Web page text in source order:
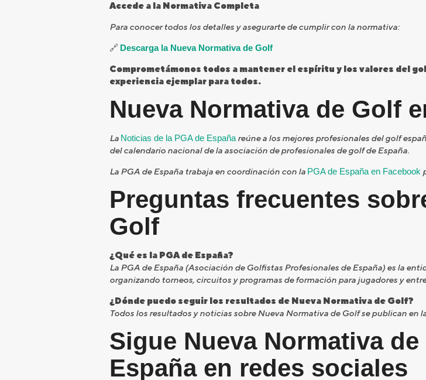
Accede a la Normativa Completa
Para conocer todos los detalles y asegurarte de cumplir con la normativa:
🔗 Descarga la Nueva Normativa de Golf
Comprometámonos todos a mantener el espíritu y los valores del
experiencia ejemplar para todos.
Nueva Normativa de Golf
La Noticias de la PGA de España reúne a los mejores profesionales del golf
del calendario nacional de la asociación de profesionales de golf de España.
La PGA de España trabaja en coordinación con la PGA de España en Facebook
Preguntas frecuentes
Golf
¿Qué es la PGA de España?
La PGA de España (Asociación de Golfistas Profesionales de España) es la
organizando torneos, circuitos y programas de formación para jugadores y
¿Dónde puedo seguir los resultados de Nueva Normativa de Golf?
Todos los resultados y noticias sobre Nueva Normativa de Golf se publican en
Sigue Nueva Normativa
España en redes sociales